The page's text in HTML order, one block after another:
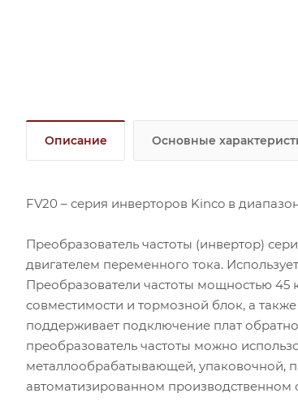
Описание Основные
FV20 – серия инверторов Kinco в
Преобразователь частоты (инвертор)
двигателем переменного тока.
Преобразователи частоты мощностью
совместимости и тормозной блок, а
поддерживает подключение плат
преобразователь частоты можно
металлообрабатывающей, упаковочной,
автоматизированном производственном